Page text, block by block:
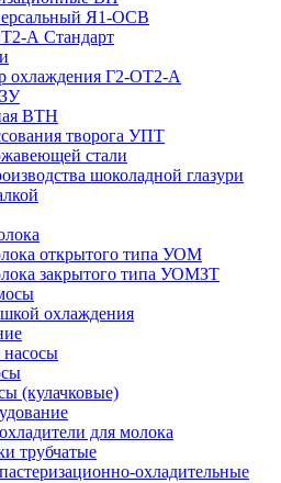
Я1-ОСВ
А Стандарт
охлаждения Г2-ОТ2-А
ВТН
творога УПТ
стали
шоколадной глазури
открытого типа УОМ
закрытого типа УОМЗТ
охлаждения
(кулачковые)
для молока
трубчатые
охладительные